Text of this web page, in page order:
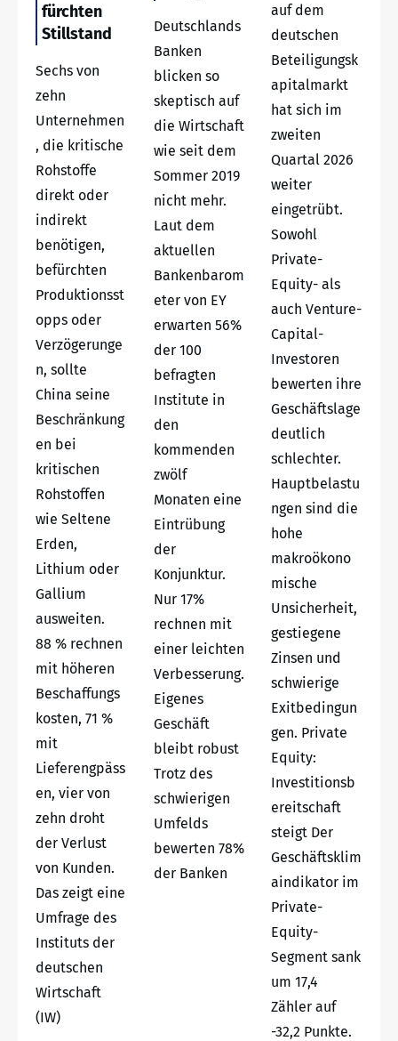
fürchten
Stillstand
Sechs von
zehn
Unternehmen
, die kritische
Rohstoffe
direkt oder
indirekt
benötigen,
befürchten
Produktionsst
opps oder
Verzögerunge
n, sollte
China seine
Beschränkung
en bei
kritischen
Rohstoffen
wie Seltene
Erden,
Lithium oder
Gallium
ausweiten.
88 % rechnen
mit höheren
Beschaffungs
kosten, 71 %
mit
Lieferengpäss
en, vier von
zehn droht
der Verlust
von Kunden.
Das zeigt eine
Umfrage des
Instituts der
deutschen
Wirtschaft
(IW)
Deutschlands
Banken
blicken so
skeptisch auf
die Wirtschaft
wie seit dem
Sommer 2019
nicht mehr.
Laut dem
aktuellen
Bankenbarom
eter von EY
erwarten 56%
der 100
befragten
Institute in
den
kommenden
zwölf
Monaten eine
Eintrübung
der
Konjunktur.
Nur 17%
rechnen mit
einer leichten
Verbesserung.
Eigenes
Geschäft
bleibt robust
Trotz des
schwierigen
Umfelds
bewerten 78%
der Banken
auf dem
deutschen
Beteiligungsk
apitalmarkt
hat sich im
zweiten
Quartal 2026
weiter
eingetrübt.
Sowohl
Private-
Equity- als
auch Venture-
Capital-
Investoren
bewerten ihre
Geschäftslage
deutlich
schlechter.
Hauptbelastu
ngen sind die
hohe
makroökono
mische
Unsicherheit,
gestiegene
Zinsen und
schwierige
Exitbedingun
gen. Private
Equity:
Investitionsb
ereitschaft
steigt Der
Geschäftsklim
aindikator im
Private-
Equity-
Segment sank
um 17,4
Zähler auf
-32,2 Punkte.